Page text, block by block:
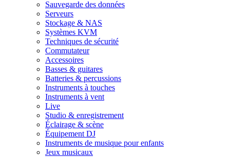
Sauvegarde des données
Serveurs
Stockage & NAS
Systèmes KVM
Techniques de sécurité
Commutateur
Accessoires
Basses & guitares
Batteries & percussions
Instruments à touches
Instruments à vent
Live
Studio & enregistrement
Éclairage & scène
Équipement DJ
Instruments de musique pour enfants
Jeux musicaux